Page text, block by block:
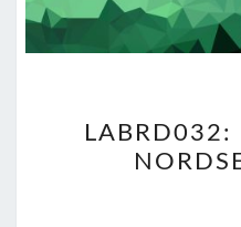
LABRD032: